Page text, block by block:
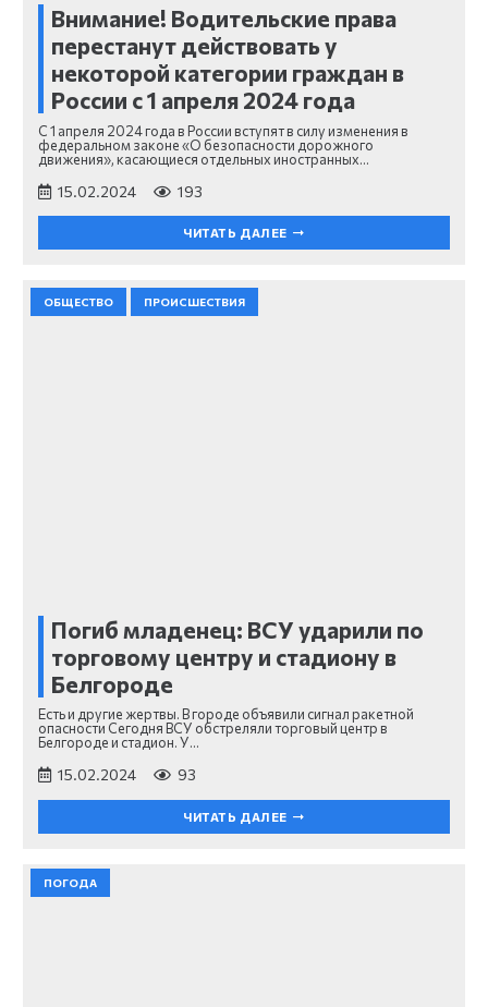
Внимание! Водительские права
перестанут действовать у
некоторой категории граждан в
России с 1 апреля 2024 года
С 1 апреля 2024 года в России вступят в силу изменения в
федеральном законе «О безопасности дорожного
движения», касающиеся отдельных иностранных…
15.02.2024 193
ЧИТАТЬ ДАЛЕЕ
ОБЩЕСТВО ПРОИСШЕСТВИЯ
Погиб младенец: ВСУ ударили по
торговому центру и стадиону в
Белгороде
Есть и другие жертвы. В городе объявили сигнал ракетной
опасности Сегодня ВСУ обстреляли торговый центр в
Белгороде и стадион. У…
15.02.2024 93
ЧИТАТЬ ДАЛЕЕ
ПОГОДА